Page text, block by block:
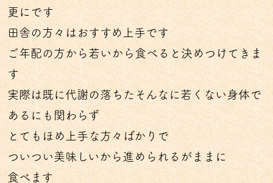
更にです
田舎の方々はおすすめ上手です
ご年配の方から若いから食べると決めつけてきま
す
実際は既に代謝の落ちたそんなに若くない身体で
あるにも関わらず
とてもほめ上手な方々ばかりで
ついつい美味しいから進められるがままに
食べます